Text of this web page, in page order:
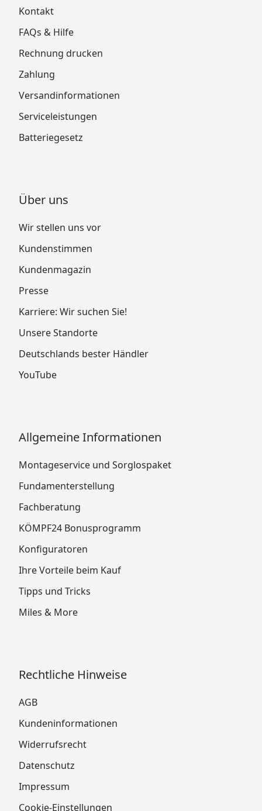
Kontakt
FAQs & Hilfe
Rechnung drucken
Zahlung
Versandinformationen
Serviceleistungen
Batteriegesetz
Über uns
Wir stellen uns vor
Kundenstimmen
Kundenmagazin
Presse
Karriere: Wir suchen Sie!
Unsere Standorte
Deutschlands bester Händler
YouTube
Allgemeine Informationen
Montageservice und Sorglospaket
Fundamenterstellung
Fachberatung
KÖMPF24 Bonusprogramm
Konfiguratoren
Ihre Vorteile beim Kauf
Tipps und Tricks
Miles & More
Rechtliche Hinweise
AGB
Kundeninformationen
Widerrufsrecht
Datenschutz
Impressum
Cookie-Einstellungen